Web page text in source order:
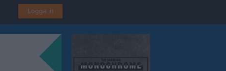
Logga in